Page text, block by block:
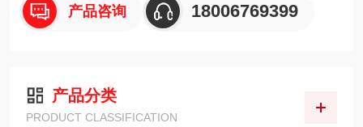
产品咨询 18006769399
产品分类
PRODUCT CLASSIFICATION